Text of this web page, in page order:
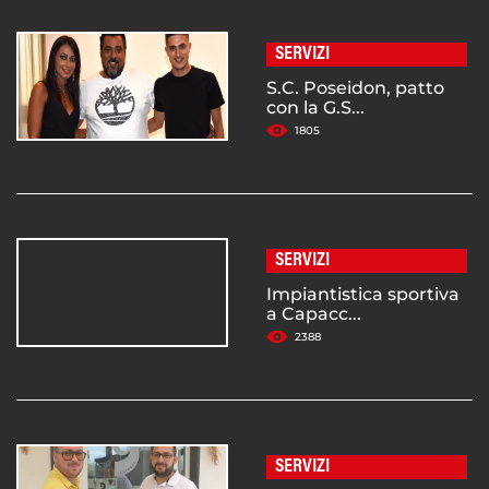
SERVIZI
S.C. Poseidon, patto
con la G.S...
1805
SERVIZI
Impiantistica sportiva
a Capacc...
2388
SERVIZI